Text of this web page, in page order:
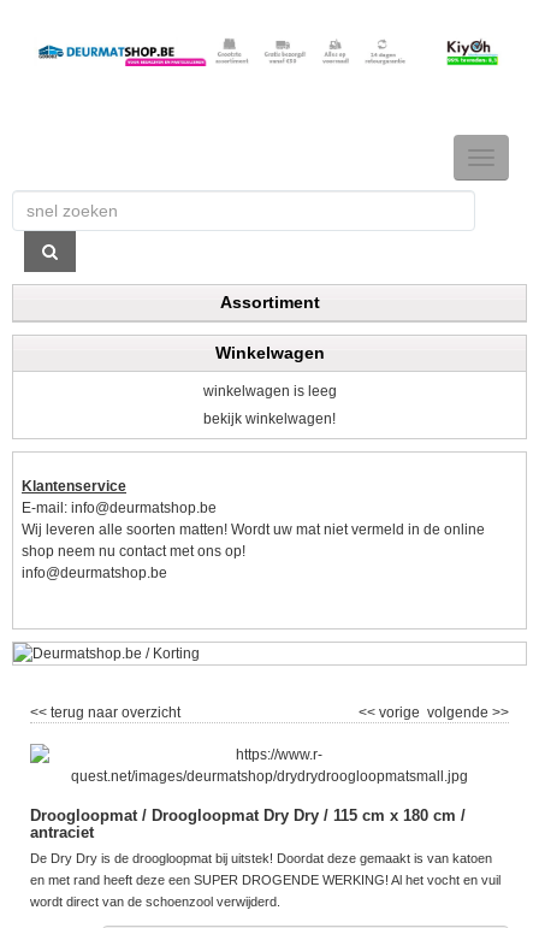
TOGGLE
Assortiment
Winkelwagen
winkelwagen is leeg
bekijk winkelwagen!
Klantenservice
E-mail: info@deurmatshop.be
Wij leveren alle soorten matten! Wordt uw mat niet vermeld in de online
shop neem nu contact met ons op!
info@deurmatshop.be
<< terug naar overzicht volgende >>
<< vorige
Droogloopmat / Droogloopmat Dry Dry / 115 cm x 180 cm /
antraciet
De Dry Dry is de droogloopmat bij uitstek! Doordat deze gemaakt is van katoen
en met rand heeft deze een SUPER DROGENDE WERKING! Al het vocht en vuil
wordt direct van de schoenzool verwijderd.